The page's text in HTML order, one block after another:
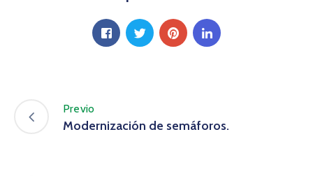
Previo
Modernización de semáforos.